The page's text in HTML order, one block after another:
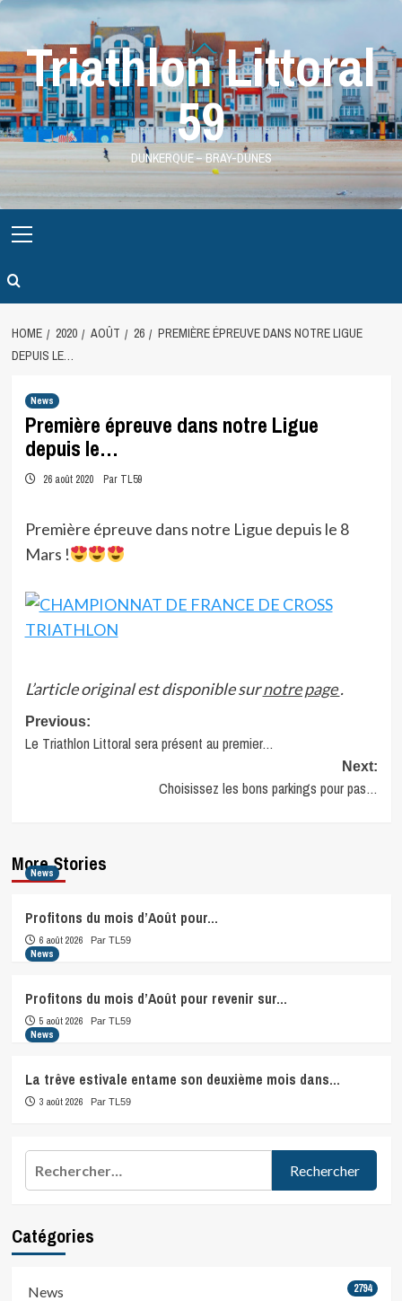
Skip
contentTriathlon Littoral
59
DUNKERQUE – BRAY-DUNES
Menu
HOME 2020 AOÛT 26
PREMIÈRE ÉPREUVE DANS NOTRE LIGUE
DEPUIS LE…
News
Première épreuve dans notre Ligue
depuis le…
26 août 2020 Par TL59
Première épreuve dans notre Ligue depuis le 8
Mars !
L’article original est disponible surnotre page.
Post
navigation
Previous:
Le Triathlon Littoral sera présent au premier…
Next:
Choisissez les bons parkings pour pas…
More Stories
News
Profitons du mois d’Août pour…
6 août 2026 Par TL59
News
Profitons du mois d’Août pour revenir sur…
5 août 2026 Par TL59
News
La trêve estivale entame son deuxième mois dans…
3 août 2026 Par TL59
Catégories
News 2794